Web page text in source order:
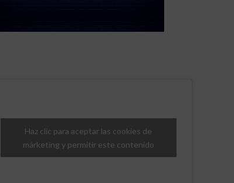
Haz clic para aceptar las cookies de
márketing y permitir este contenido